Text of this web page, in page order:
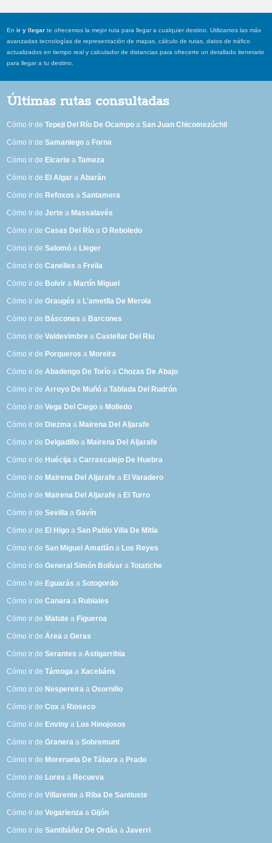
Enir y llegar te ofrecemos la mejor ruta para llegar a cualquier destino. Utilizamos las más
avanzadas tecnologías de representación de mapas, cálculo de rutas, datos de tráfico
actualizados en tiempo real y calculador de distancias para ofrecerte un detallado itenerario
para llegar a tu destino.
Últimas rutas consultadas
Cómo ir deTepeji Del Río De Ocampo aSan Juan Chicomezúchil
Cómo ir deSamaniego a Forna
Cómo ir de Elcarte aTameza
Cómo ir de El Algar aAbarán
Cómo ir de Refoxos aSantamera
Cómo ir deJerte a Massalavés
Cómo ir deCasas Del Río aO Reboledo
Cómo ir deSalomó a Lleger
Cómo ir deCanelles a Freila
Cómo ir de Bolvir a Martín Miguel
Cómo ir deGraugés a L'ametlla De Merola
Cómo ir de Báscones a Barcones
Cómo ir deValdevimbre aCastellar Del Riu
Cómo ir de Porqueros a Moreira
Cómo ir deAbadengo De Torío aChozas De Abajo
Cómo ir deArroyo De Muñó aTablada Del Rudrón
Cómo ir deVega Del Ciego a Molledo
Cómo ir de Diezma a Mairena Del Aljarafe
Cómo ir de Delgadillo a Mairena Del Aljarafe
Cómo ir de Huécija aCarrascalejo De Huebra
Cómo ir de Mairena Del Aljarafe a El Varadero
Cómo ir de Mairena Del Aljarafe a El Turro
Cómo ir deSevilla aGavín
Cómo ir de El Higo aSan Pablo Villa De Mitla
Cómo ir deSan Miguel Amatlán a Los Reyes
Cómo ir deGeneral Simón Bolívar aTotatiche
Cómo ir de Eguarás aSotogordo
Cómo ir deCanara a Rubiales
Cómo ir de Matute a Figueroa
Cómo ir deÁrea aGeras
Cómo ir deSerantes aAstigarribia
Cómo ir deTámoga aXacebáns
Cómo ir de Nespereira aOsornillo
Cómo ir deCox a Rioseco
Cómo ir de Enviny a Los Hinojosos
Cómo ir deGranera aSobremunt
Cómo ir de Moreruela De Tábara a Prado
Cómo ir de Lores a Recueva
Cómo ir deVillarente a Riba De Santiuste
Cómo ir deVegarienza aGijón
Cómo ir deSantibáñez De Ordás aJaverri